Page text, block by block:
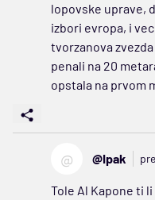
lopovske uprave,
izbori evropa, i
tvorzanova
penali na 20
opstala na prvom
@ @Ipak
Tole Al Kapone ti li